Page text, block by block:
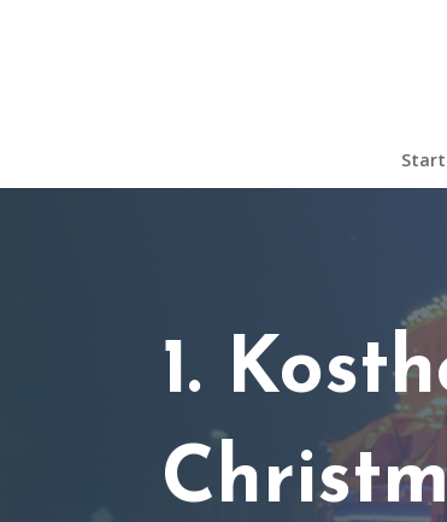
Start
1.